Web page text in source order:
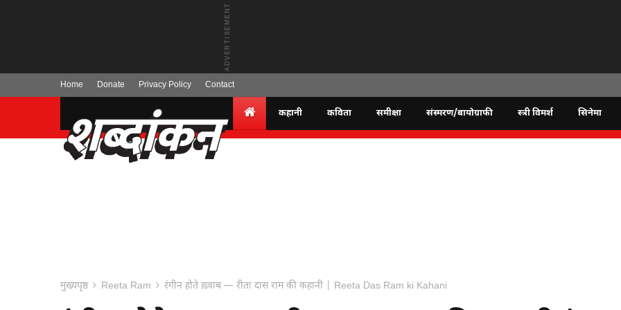
Home Donate Privacy Policy Contact
कहानी कविता समीक्षा संस्मरण/बायोग्राफी स्त्री विमर्श सिनेमा
मुख्यपृष्ठ Reeta Ram रंगीन होते ख़्वाब — रीता दास राम की कहानी | Reeta Das Ram ki Kahani